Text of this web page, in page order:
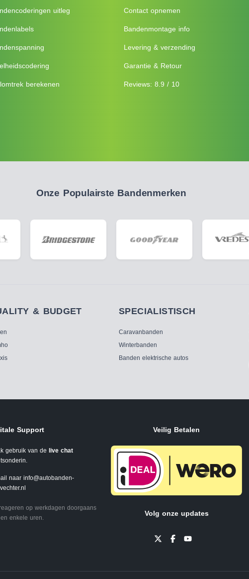
uitleg
berekenen
Contact opnemen
Bandenmontage info
Levering & verzending
Garantie & Retour
Reviews: 8.9 / 10
Onze Populairste Bandenmerken
& BUDGET SPECIALISTISCH
Caravanbanden
Winterbanden
Banden elektrische autos
Support
gebruik van de live chat
naar info@autobanden-
op werkdagen doorgaans
enkele uren.
Veilig Betalen
Volg onze updates